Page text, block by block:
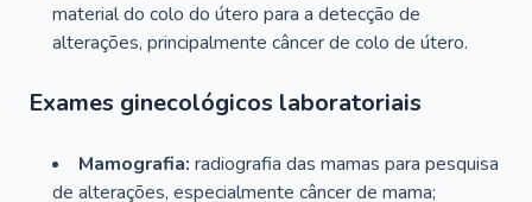
material do colo do útero para a detecção de
alterações, principalmente câncer de colo de útero.
Exames ginecológicos laboratoriais
Mamografia: radiografia das mamas para pesquisa
de alterações, especialmente câncer de mama;